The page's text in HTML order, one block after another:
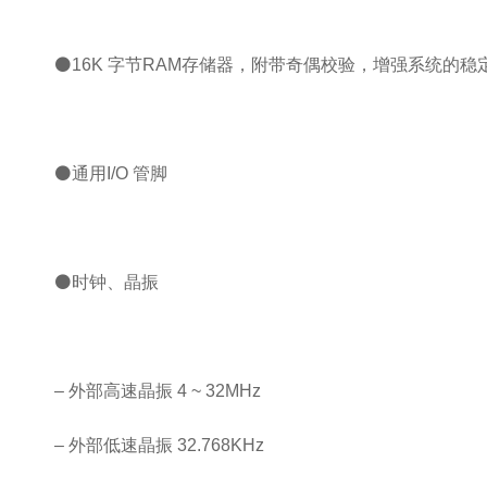
⚫16K 字节RAM存储器，附带奇偶校验，增强系统的稳
⚫通用I/O 管脚
⚫时钟、晶振
– 外部高速晶振 4 ~ 32MHz
– 外部低速晶振 32.768KHz